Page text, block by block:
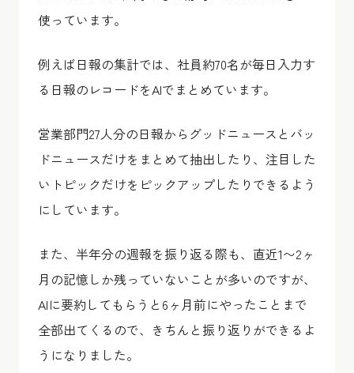
使っています。
例えば日報の集計では、社員約70名が毎日入力す
る日報のレコードをAIでまとめています。
営業部門27人分の日報からグッドニュースとバッ
ドニュースだけをまとめて抽出したり、注目した
いトピックだけをピックアップしたりできるよう
にしています。
また、半年分の週報を振り返る際も、直近1〜2ヶ
月の記憶しか残っていないことが多いのですが、
AIに要約してもらうと6ヶ月前にやったことまで
全部出てくるので、きちんと振り返りができるよ
うになりました。